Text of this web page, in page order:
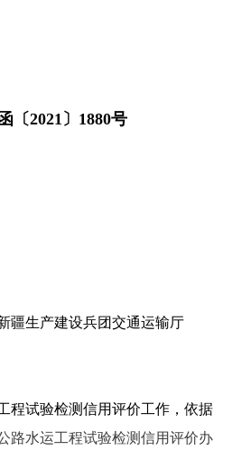
〔2021〕1880号
疆生产建设兵团交通运输厅
程试验检测信用评价工作，依据
路水运工程试验检测信用评价办